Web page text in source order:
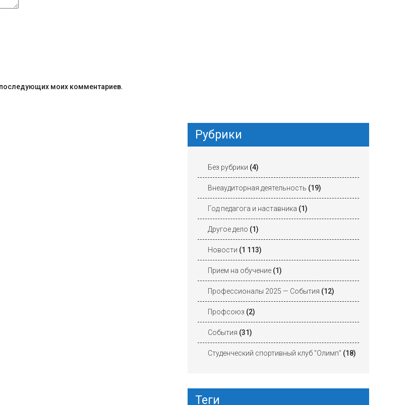
последующих моих комментариев.
Рубрики
Без рубрики (4)
Внеаудиторная деятельность (19)
Год педагога и наставника (1)
Другое дело (1)
Новости (1 113)
Прием на обучение (1)
Профессионалы 2025 — События (12)
Профсоюз (2)
События (31)
Студенческий спортивный клуб "Олимп" (18)
Теги